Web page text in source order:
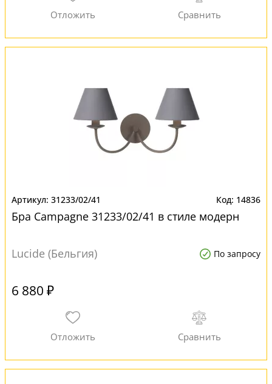
31233/02/41 14836
Бра Campagne 31233/02/41 в стиле модерн
Lucide (Бельгия) По запросу
6 880 ₽